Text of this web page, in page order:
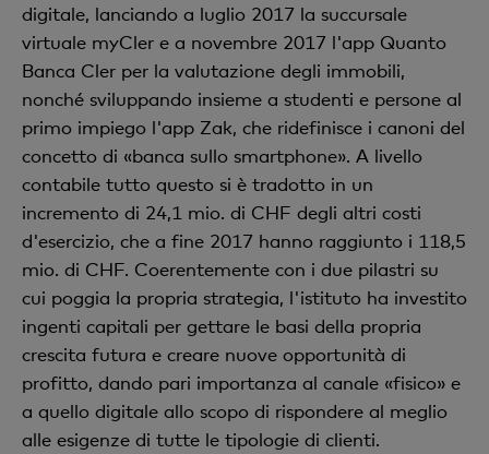
digitale, lanciando a luglio 2017 la succursale
virtuale myCler e a novembre 2017 l'app Quanto
Banca Cler per la valutazione degli immobili,
nonché sviluppando insieme a studenti e persone al
primo impiego l'app Zak, che ridefinisce i canoni del
concetto di «banca sullo smartphone». A livello
contabile tutto questo si è tradotto in un
incremento di 24,1 mio. di CHF degli altri costi
d'esercizio, che a fine 2017 hanno raggiunto i 118,5
mio. di CHF. Coerentemente con i due pilastri su
cui poggia la propria strategia, l'istituto ha investito
ingenti capitali per gettare le basi della propria
crescita futura e creare nuove opportunità di
profitto, dando pari importanza al canale «fisico» e
a quello digitale allo scopo di rispondere al meglio
alle esigenze di tutte le tipologie di clienti.